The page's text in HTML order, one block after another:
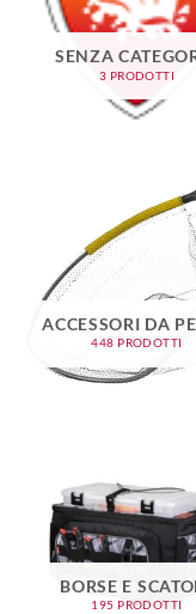
SENZA
3 PRODOTTI
ACCESSORI DA
448 PRODOTTI
BORSE E
195 PRODOTTI